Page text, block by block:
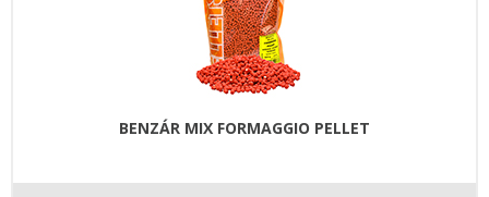
BENZÁR MIX FORMAGGIO PELLET